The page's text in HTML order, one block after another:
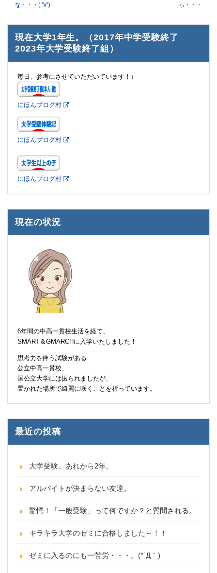
な・・・(;’∀’)
ら・・・
現在大学1年生。（2017年中学受験終了
2023年大学受験終了組）
毎日、参考にさせていただいています！↓
にほんブログ村
にほんブログ村
にほんブログ村
現在の状況
6年間の中高一貫校生活を経て、
SMART＆GMARCHに入学いたしました！
思考力を伴う試験がある
公立中高一貫校、
国公立大学には振られましたが、
置かれた場所で綺麗に咲くことを祈っています。
最近の投稿
大学受験。あれから2年。
アルバイトが決まらない友達。
驚愕！「一般受験」って何ですか？と質問される。
キラキラ大学のゼミに合格しました～！！
ゼミに入るのにも一苦労・・・。(*´Д｀)